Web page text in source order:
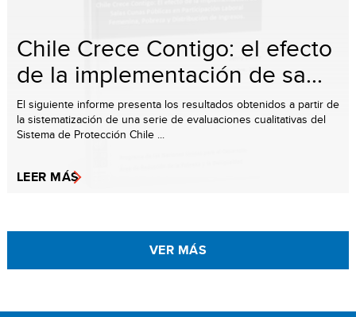
Chile Crece Contigo: el efecto
de la implementación de sa...
El siguiente informe presenta los resultados obtenidos a partir de
la sistematización de una serie de evaluaciones cualitativas del
Sistema de Protección Chile ...
LEER MÁS
VER MÁS